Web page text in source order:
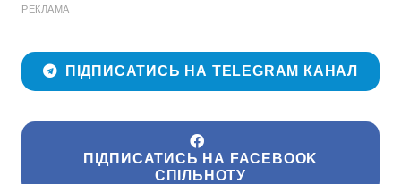
РЕКЛАМА
ПІДПИСАТИСЬ НА TELEGRAM КАНАЛ
ПІДПИСАТИСЬ НА FACEBOOK
СПІЛЬНОТУ